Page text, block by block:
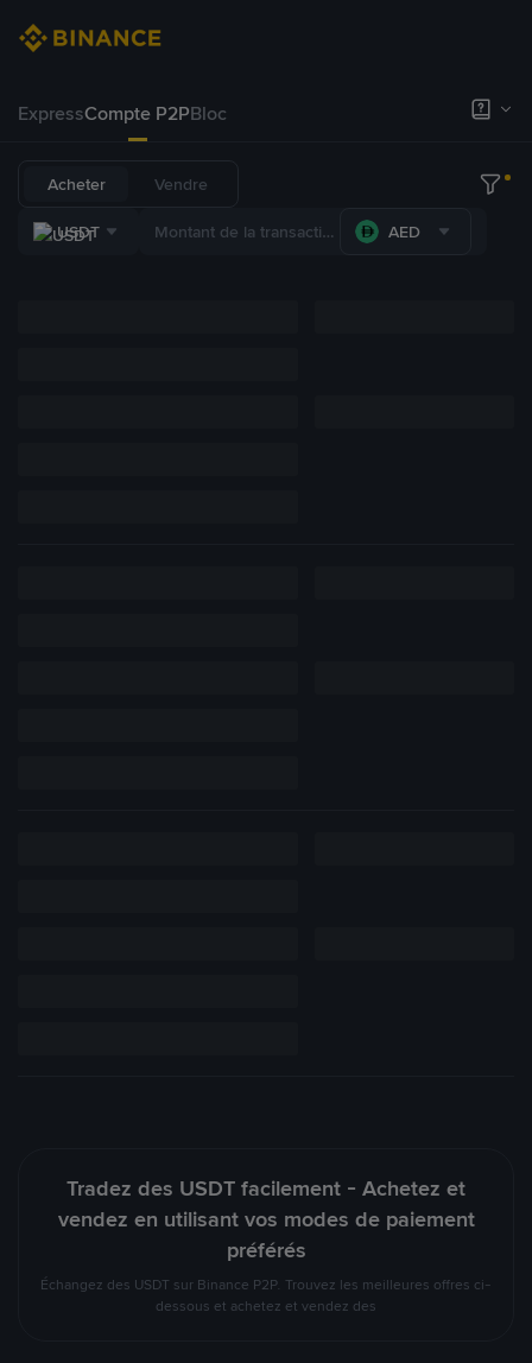
ExpressCompte P2PBloc
Acheter Vendre
USDT AED
Tradez des USDT facilement - Achetez et
vendez en utilisant vos modes de paiement
préférés
Échangez des USDT sur Binance P2P. Trouvez les meilleures offres ci-
dessous et achetez et vendez des